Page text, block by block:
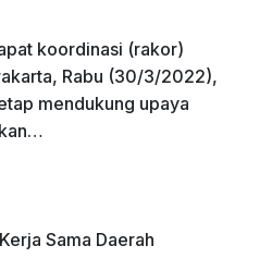
koordinasi (rakor)
Rabu (30/3/2022),
mendukung upaya